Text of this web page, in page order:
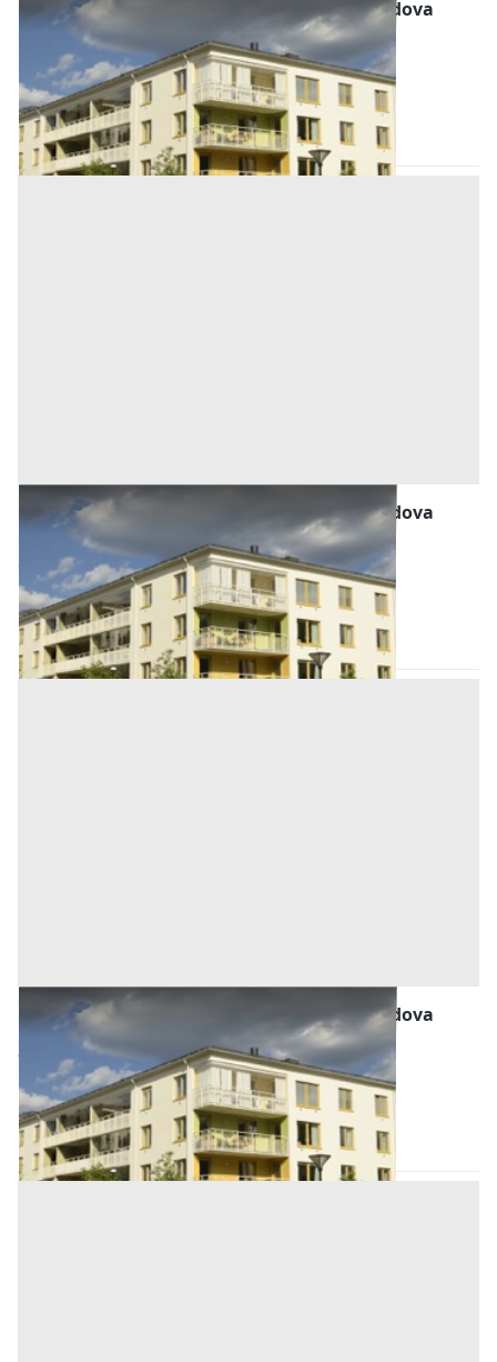
Abitazione di Tipo Economico all'asta a Padova
Torreglia (Padova)
Offerta minima
16.500 € 22.000 €
Codice asta: AI3164677
Asta chiusa
Abitazione di Tipo Economico all'asta a Padova
Torreglia (Padova)
Offerta minima
39.000 € 52.000 €
Codice asta: AI3640200
Asta chiusa
Abitazione di Tipo Economico all'asta a Padova
Torreglia (Padova)
Offerta minima
71.250 € 95.000 €
Codice asta:AB05506811
Asta chiusa